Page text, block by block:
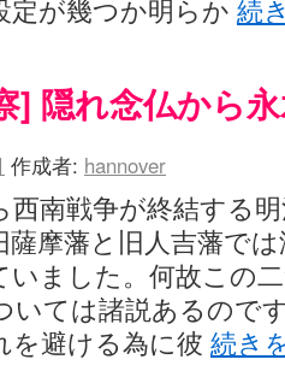
定が幾つか明らか 続
] 隠れ念仏から
作成者: hannover
西南戦争が終結する
摩藩と旧人吉藩で
いました。何故この
いては諸説あるので
を避ける為に彼 続き